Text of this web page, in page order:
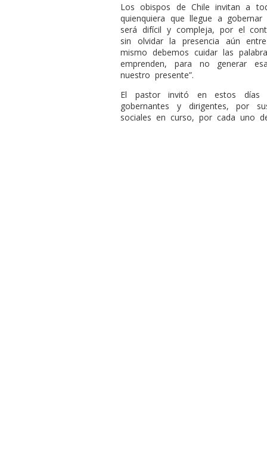
Los obispos de Chile invitan a
quienquiera que llegue a
será difícil y compleja, por el
sin olvidar la presencia aún
mismo debemos cuidar las
emprenden, para no generar
nuestro presente”.
El pastor invitó en estos
gobernantes y dirigentes, por
sociales en curso, por cada uno